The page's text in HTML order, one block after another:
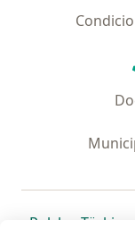
Polska se abre
Türkiye